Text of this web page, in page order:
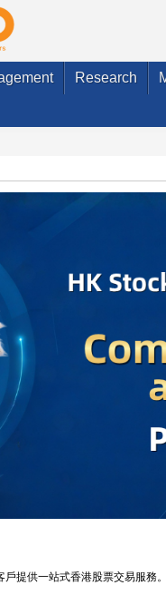
Research
提供一站式香港股票交易服